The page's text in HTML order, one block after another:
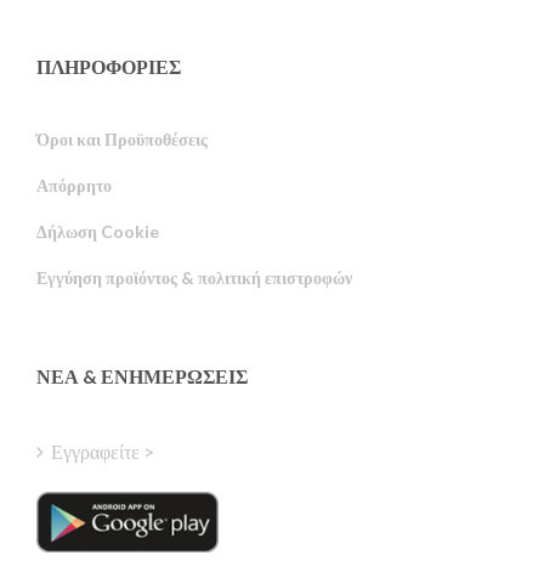
ΠΛΗΡΟΦΟΡΙΕΣ
Όροι και Προϋποθέσεις
Απόρρητο
Δήλωση Cookie
Εγγύηση προϊόντος & πολιτική επιστροφών
ΝΈΑ & ΕΝΗΜΕΡΏΣΕΙΣ
Εγγραφείτε >